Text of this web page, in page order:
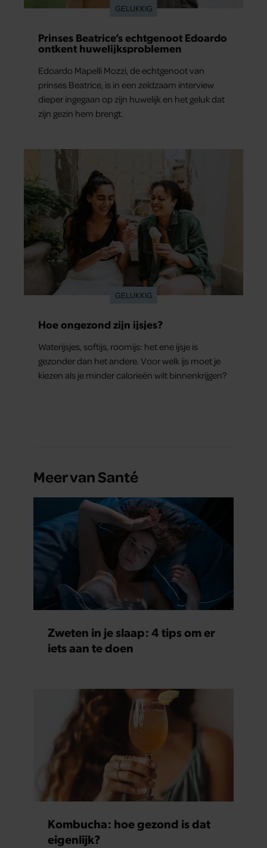
partners kunnen deze gegevens combineren met andere
verzameld op basis van uw gebruik van hun services. U
gaat akkoord met onze cookies als u onze website blijft
gebruiken.
GELUKKIG
Prinses Beatrice’s echtgenoot Edoardo
ontkent huwelijksproblemen
Edoardo Mapelli Mozzi, de echtgenoot van
prinses Beatrice, is in een zeldzaam interview
dieper ingegaan op zijn huwelijk en het geluk dat
zijn gezin hem brengt.
GELUKKIG
Hoe ongezond zijn ijsjes?
Waterijsjes, softijs, roomijs: het ene ijsje is
gezonder dan het andere. Voor welk ijs moet je
kiezen als je minder calorieën wilt binnenkrijgen?
Meer van Santé
Zweten in je slaap: 4 tips om er
iets aan te doen
Kombucha: hoe gezond is dat
eigenlijk?